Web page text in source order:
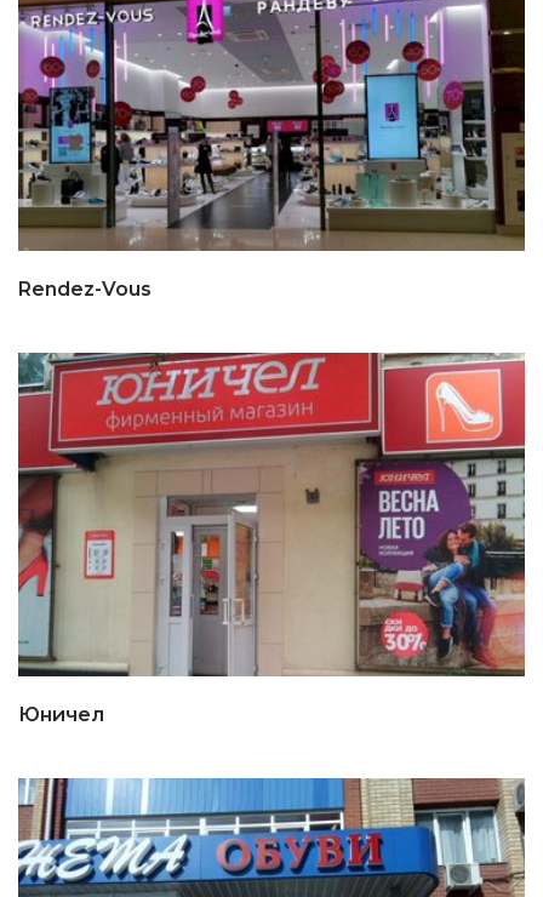
Rendez-Vous
Юничел